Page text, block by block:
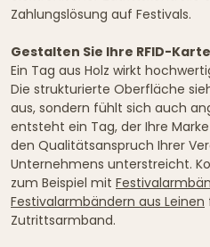
Zahlungslösung auf Festivals.
Gestalten Sie Ihre RFID-
Ein Tag aus Holz wirkt
Die strukturierte Oberfläche
aus, sondern fühlt sich auch
entsteht ein Tag, der Ihre
den Qualitätsanspruch Ihrer
Unternehmens unterstreicht.
zum Beispiel mit
Festivalarmbändern aus Leinen
Zutrittsarmband.